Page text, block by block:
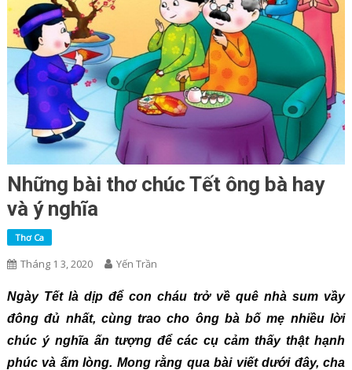
Những bài thơ chúc Tết ông bà hay
và ý nghĩa
Thơ Ca
Tháng 1 3, 2020 Yến Trần
Ngày Tết là dịp để con cháu trở về quê nhà sum vầy
đông đủ nhất, cùng trao cho ông bà bố mẹ nhiều lời
chúc ý nghĩa ấn tượng để các cụ cảm thấy thật hạnh
phúc và ấm lòng. Mong rằng qua bài viết dưới đây, cha